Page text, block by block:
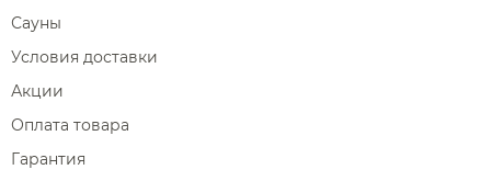
Сауны
Условия доставки
Акции
Оплата товара
Гарантия